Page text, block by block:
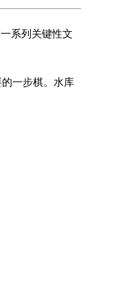
系列关键性文
一步棋。水库